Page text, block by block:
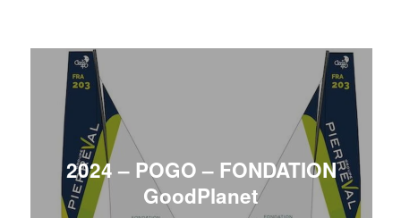
2024 – POGO – FONDATION
GoodPlanet